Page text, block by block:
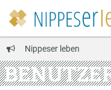
Nippeser leben